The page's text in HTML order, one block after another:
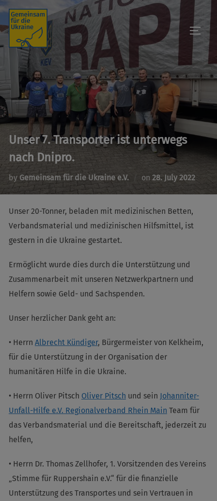
Skip
content
Unser 7. Transporter ist unterwegs
nach Dnipro.
by Gemeinsam für die Ukraine e.V. on Posted
on
28. July 2022
Unser 20-Tonner, beladen mit medizinischen Betten,
Verbandsmaterial und medizinischen Hilfsmittel, ist
gestern in die Ukraine gestartet.
Ermöglicht wurde dies durch die Unterstützung und
Zusammenarbeit mit unseren Netzwerkpartnern und
Helfern sowie Geld- und Sachspenden.
Unser herzlicher Dank geht an:
• Herrn Albrecht Kündiger, Bürgermeister von Kelkheim,
für die Unterstützung in der Organisation der
humanitären Hilfe in die Ukraine.
• Herrn Oliver Pitsch Oliver Pitsch und sein Johanniter-
Unfall-Hilfe e.V. Regionalverband Rhein Main Team für
das Verbandsmaterial und die Bereitschaft, jederzeit zu
helfen,
• Herrn Dr. Thomas Zellhofer, 1. Vorsitzenden des Vereins
„Stimme für Ruppershain e.V.“ für die finanzielle
Unterstützung des Transportes und sein Vertrauen in